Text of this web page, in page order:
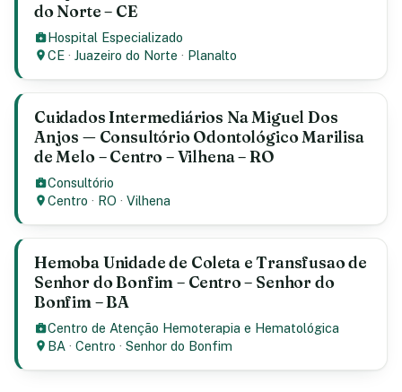
do Norte – CE
Hospital Especializado
CE ·Juazeiro do Norte · Planalto
Cuidados Intermediários Na Miguel Dos
Anjos — Consultório Odontológico Marilisa
de Melo – Centro – Vilhena – RO
Consultório
Centro · RO ·Vilhena
Hemoba Unidade de Coleta e Transfusao de
Senhor do Bonfim – Centro – Senhor do
Bonfim – BA
Centro de Atenção Hemoterapia e Hematológica
BA ·Centro ·Senhor do Bonfim